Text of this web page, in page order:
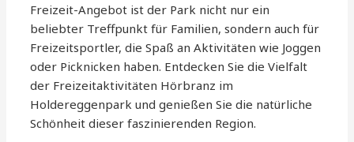
Freizeit-Angebot ist der Park nicht nur ein
beliebter Treffpunkt für Familien, sondern auch für
Freizeitsportler, die Spaß an Aktivitäten wie Joggen
oder Picknicken haben. Entdecken Sie die Vielfalt
der Freizeitaktivitäten Hörbranz im
Holdereggenpark und genießen Sie die natürliche
Schönheit dieser faszinierenden Region.